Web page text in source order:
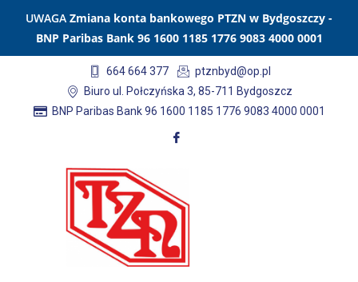
UWAGA Zmiana konta bankowego PTZN w Bydgoszczy -
BNP Paribas Bank 96 1600 1185 1776 9083 4000 0001
664 664 377
ptznbyd@op.pl
Biuro ul. Połczyńska 3, 85-711 Bydgoszcz
BNP Paribas Bank 96 1600 1185 1776 9083 4000 0001